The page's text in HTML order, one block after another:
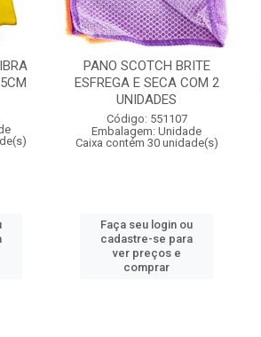
PANO SCOTCH BRITE
ESFREGA E SECA COM 2
UNIDADES
Código: 551107
Embalagem: Unidade
Caixa contém 30 unidade(s)
Faça seu login ou
cadastre-se para
ver preços e
comprar